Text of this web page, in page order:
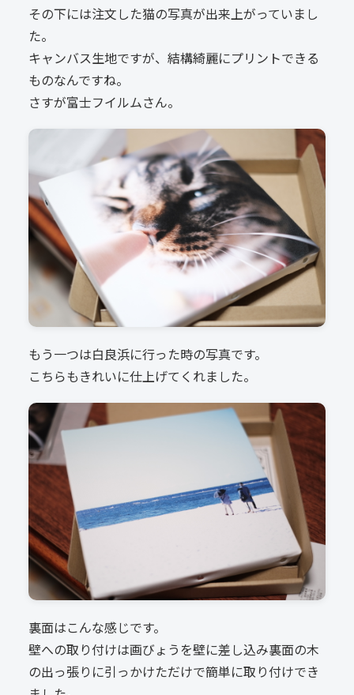
その下には注文した猫の写真が出来上がっていまし
た。
キャンバス生地ですが、結構綺麗にプリントできる
ものなんですね。
さすが富士フイルムさん。
もう一つは白良浜に行った時の写真です。
こちらもきれいに仕上げてくれました。
裏面はこんな感じです。
壁への取り付けは画びょうを壁に差し込み裏面の木
の出っ張りに引っかけただけで簡単に取り付けでき